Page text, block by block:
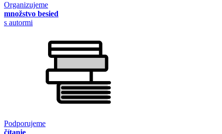
Organizujeme
množstvo besied
s autormi
Podporujeme